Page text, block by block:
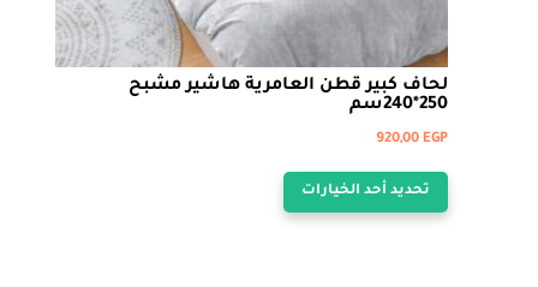
لحاف كبير قطن العامرية هاشير مشبح
250*240سم
920,00 EGP
تحديد أحد الخيارات
هناك